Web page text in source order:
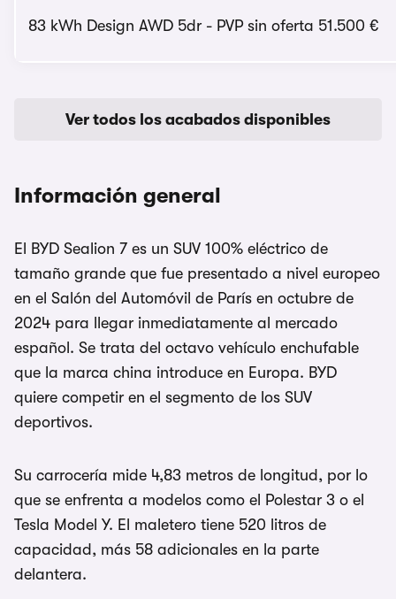
83 kWh Design AWD 5dr - PVP sin oferta 51.500 €
Ver todos los acabados disponibles
Información general
El BYD Sealion 7 es un SUV 100% eléctrico de
tamaño grande que fue presentado a nivel europeo
en el Salón del Automóvil de París en octubre de
2024 para llegar inmediatamente al mercado
español. Se trata del octavo vehículo enchufable
que la marca china introduce en Europa. BYD
quiere competir en el segmento de los SUV
deportivos.
Su carrocería mide 4,83 metros de longitud, por lo
que se enfrenta a modelos como el Polestar 3 o el
Tesla Model Y. El maletero tiene 520 litros de
capacidad, más 58 adicionales en la parte
delantera.